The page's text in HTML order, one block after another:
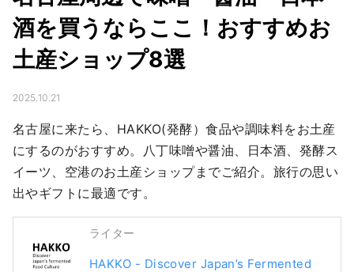
酒を買うならここ！おすすめお
土産ショップ8選
2025.10.21
名古屋に来たら、HAKKO(発酵）食品や調味料をお土産
にするのがおすすめ。八丁味噌や醤油、日本酒、発酵ス
イーツ、空港のお土産ショップまでご紹介。旅行の思い
出やギフトに最適です。
ライター
HAKKO - Discover Japan’s Fermented